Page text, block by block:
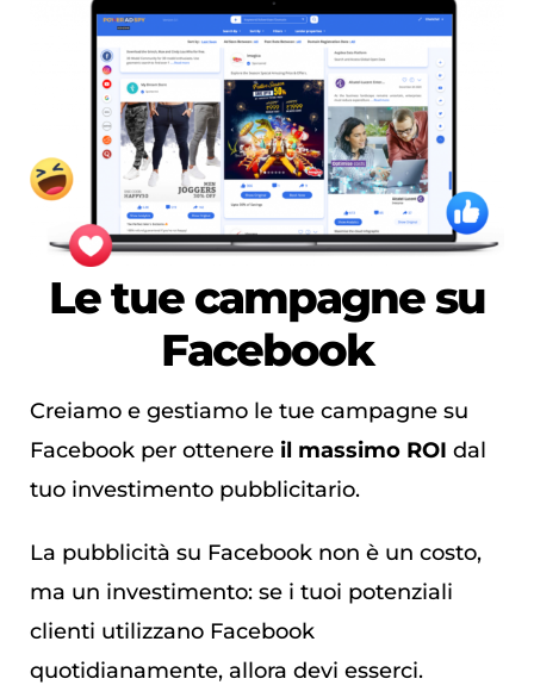
Le tue campagne su
Facebook
Creiamo e gestiamo le tue campagne su
Facebook per ottenere il massimo ROI dal
tuo investimento pubblicitario.
La pubblicità su Facebook non è un costo,
ma un investimento: se i tuoi potenziali
clienti utilizzano Facebook
quotidianamente, allora devi esserci.